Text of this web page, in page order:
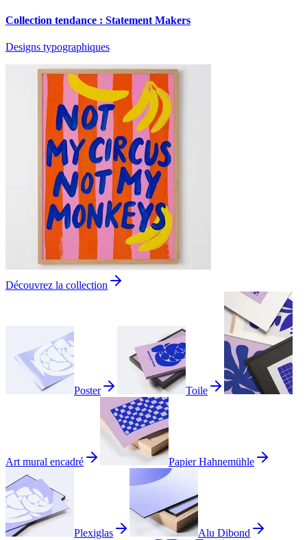
Collection tendance : Statement Makers
Designs typographiques
Découvrez la collection
Poster Toile
Art mural encadré Papier Hahnemühle
Plexiglas Alu Dibond